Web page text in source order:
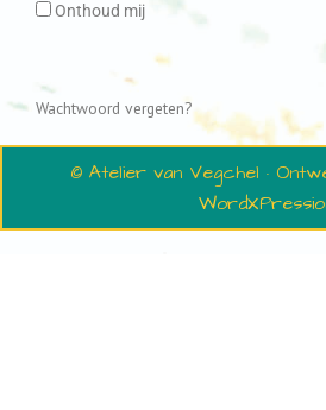
Onthoud mij
Wachtwoord vergeten?
© Atelier van Vegchel ·